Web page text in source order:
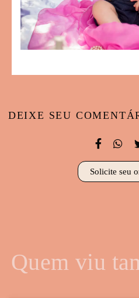
DEIXE SEU
Solicite seu
Quem viu